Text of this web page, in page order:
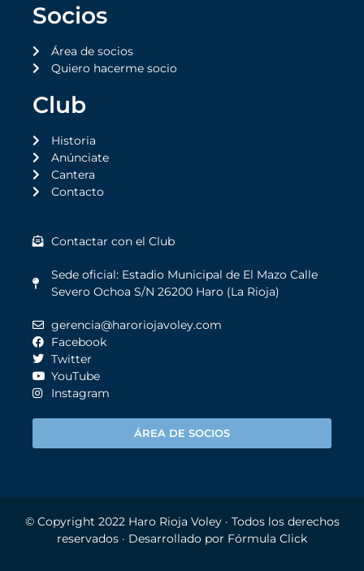
Socios
Área de socios
Quiero hacerme socio
Club
Historia
Anúnciate
Cantera
Contacto
Contactar con el Club
Sede oficial: Estadio Municipal de El Mazo Calle
Severo Ochoa S/N 26200 Haro (La Rioja)
gerencia@haroriojavoley.com
Facebook
Twitter
YouTube
Instagram
ÁREA DE SOCIOS
© Copyright 2022 Haro Rioja Voley· Todos los derechos
reservados · Desarrollado por Fórmula Click